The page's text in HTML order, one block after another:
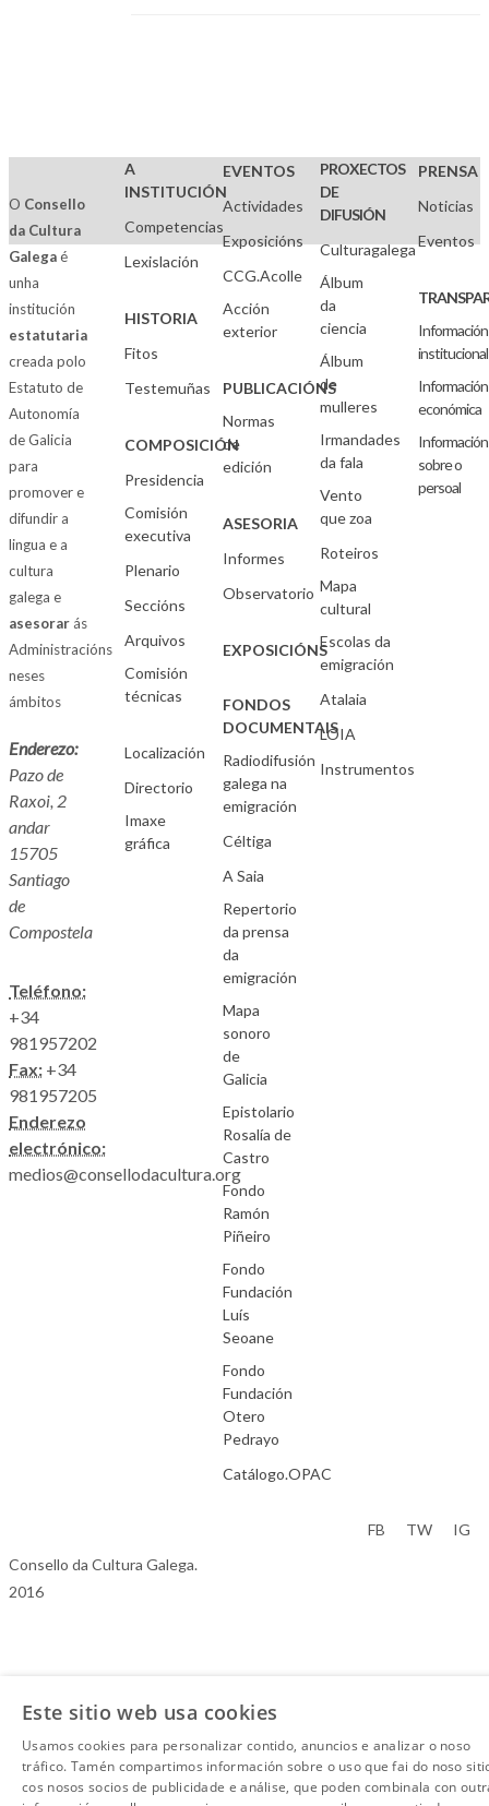
O Consello
da Cultura
Galegaé
unha
institución
estatutaria
creada polo
Estatuto de
Autonomía
de Galicia
para
promover e
difundir a
lingua e a
cultura
galega e
asesorarás
Administracións
neses
ámbitos
Enderezo:
Pazo de
Raxoi, 2
andar
15705
Santiago
de
Compostela
Teléfono:
+34
981957202
Fax: +34
981957205
Enderezo
electrónico:
medios@consellodacultura.org
A
INSTITUCIÓN
Competencias
Lexislación
HISTORIA
Fitos
Testemuñas
COMPOSICIÓN
Presidencia
Comisión
executiva
Plenario
Seccións
Arquivos
Comisión
técnicas
Localización
Directorio
Imaxe
gráfica
EVENTOS
Actividades
Exposicións
CCG.Acolle
Acción
exterior
PUBLICACIÓNS
Normas
de
edición
ASESORIA
Informes
Observatorio
EXPOSICIÓNS
FONDOS
DOCUMENTAIS
Radiodifusión
galega na
emigración
Céltiga
A Saia
Repertorio
da prensa
da
emigración
Mapa
sonoro
de
Galicia
Epistolario
Rosalía de
Castro
Fondo
Ramón
Piñeiro
Fondo
Fundación
Luís
Seoane
Fondo
Fundación
Otero
Pedrayo
Catálogo.OPAC
PROXECTOS
DE
DIFUSIÓN
Culturagalega
Álbum
da
ciencia
Álbum
de
mulleres
Irmandades
da fala
Vento
que zoa
Roteiros
Mapa
cultural
Escolas da
emigración
Atalaia
LOIA
Instrumentos
PRENSA
Noticias
Eventos
Información
institucional
Información
económica
Información
sobre o
persoal
Consello da Cultura Galega.
2016
FB TW IG
Este sitio web usa cookies
Usamos cookies para personalizar contido, anuncios e analizar o noso
tráfico. Tamén compartimos información sobre o uso que fai do noso
cos nosos socios de publicidade e análise, que poden combinala con